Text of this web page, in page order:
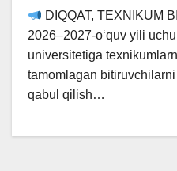
DIQQAT, TEXNIKUM
2026–2027-o‘quv yili
universitetiga
tamomlagan
qabul qilish…